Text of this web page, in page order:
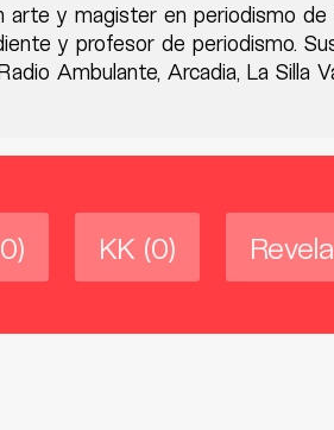
arte y magister en periodismo
y profesor de periodismo.
Ambulante, Arcadia, La Silla
KK (0)